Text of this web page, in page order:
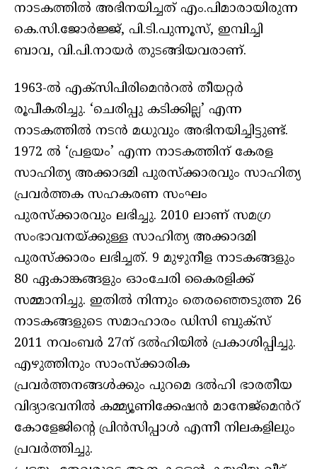
നാടകത്തിൽ അഭിനയിച്ചത് എം.പിമാരായിരുന്ന
കെ.സി.ജോർജ്ജ്, പി.ടി.പുന്നൂസ്, ഇമ്പിച്ചി
ബാവ, വി.പി.നായർ തുടങ്ങിയവരാണ്.
1963-ൽ എക്സിപിരിമെൻറൽ തീയറ്റർ
രൂപീകരിച്ചു. ‘ചെരിപ്പു കടിക്കില്ല’ എന്ന
നാടകത്തിൽ നടൻ മധുവും അഭിനയിച്ചിട്ടുണ്ട്.
1972 ൽ ‘പ്രളയം’ എന്ന നാടകത്തിന് കേരള
സാഹിത്യ അക്കാദമി പുരസ്ക്കാരവും സാഹിത്യ
പ്രവർത്തക സഹകരണ സംഘം
പുരസ്ക്കാരവും ലഭിച്ചു. 2010 ലാണ് സമഗ്ര
സംഭാവനയ്ക്കുള്ള സാഹിത്യ അക്കാദമി
പുരസ്ക്കാരം ലഭിച്ചത്. 9 മുഴുനീള നാടകങ്ങളും
80 ഏകാങ്കങ്ങളും ഓംചേരി കൈരളിക്ക്
സമ്മാനിച്ചു. ഇതിൽ നിന്നും തെരഞ്ഞെടുത്ത 26
നാടകങ്ങളുടെ സമാഹാരം ഡിസി ബുക്സ്
2011 നവംബർ 27ന് ദൽഹിയിൽ പ്രകാശിപ്പിച്ചു.
എഴുത്തിനും സാംസ്ക്കാരിക
പ്രവർത്തനങ്ങൾക്കും പുറമെ ദൽഹി ഭാരതീയ
വിദ്യാഭവനിൽ കമ്മ്യൂണിക്കേഷൻ മാനേജ്മെൻറ്
കോളേജിന്റെ പ്രിൻസിപ്പാൾ എന്നീ നിലകളിലും
പ്രവർത്തിച്ചു.